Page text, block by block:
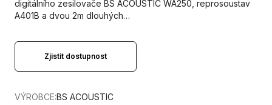
digitálního zesilovače BS ACOUSTIC WA250, reprosoustav
A401B a dvou 2m dlouhých…
Zjistit dostupnost
VÝROBCE:BS ACOUSTIC